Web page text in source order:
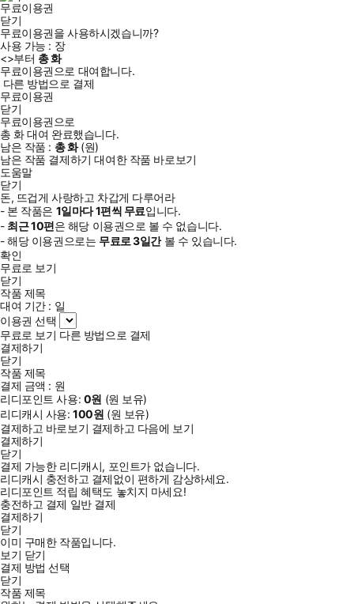
무료이용권
닫기
무료이용권을 사용하시겠습니까?
사용 가능 : 장
<>부터 총화
무료이용권으로 대여합니다.
다른 방법으로 결제
무료이용권
닫기
무료이용권으로
총 화대여 완료했습니다.
남은 작품 : 총화(원)
남은 작품 결제하기 대여한 작품 바로보기
도움말
닫기
돈, 뜨겁게 사랑하고 차갑게 다루어라
- 본 작품은 1일마다1편씩 무료입니다.
- 최근10편은 해당 이용권으로 볼 수 없습니다.
- 해당 이용권으로는 무료로3일간볼 수 있습니다.
확인
무료로 보기
닫기
작품 제목
대여 기간 : 일
이용권 선택
무료로 보기 다른 방법으로 결제
결제하기
닫기
작품 제목
결제 금액 : 원
리디포인트 사용: 0원 (원 보유)
리디캐시 사용:100원 (원 보유)
결제하고 바로보기 결제하고 다음에 보기
결제하기
닫기
결제 가능한 리디캐시, 포인트가 없습니다.
리디캐시 충전하고 결제없이 편하게 감상하세요.
리디포인트 적립 혜택도 놓치지 마세요!
충전하고 결제 일반 결제
결제하기
닫기
이미 구매한 작품입니다.
보기 닫기
결제 방법 선택
닫기
작품 제목